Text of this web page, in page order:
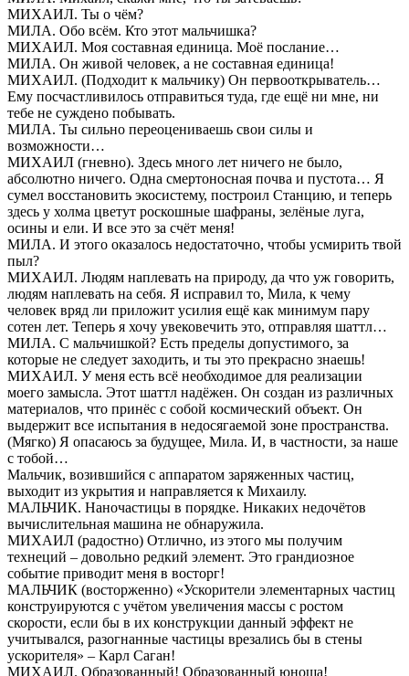
МИХАИЛ. Ты о чём?
МИЛА. Обо всём. Кто этот мальчишка?
МИХАИЛ. Моя составная единица. Моё послание…
МИЛА. Он живой человек, а не составная единица!
МИХАИЛ. (Подходит к мальчику) Он первооткрыватель…
Ему посчастливилось отправиться туда, где ещё ни мне, ни
тебе не суждено побывать.
МИЛА. Ты сильно переоцениваешь свои силы и
возможности…
МИХАИЛ (гневно). Здесь много лет ничего не было,
абсолютно ничего. Одна смертоносная почва и пустота… Я
сумел восстановить экосистему, построил Станцию, и теперь
здесь у холма цветут роскошные шафраны, зелёные луга,
осины и ели. И все это за счёт меня!
МИЛА. И этого оказалось недостаточно, чтобы усмирить твой
пыл?
МИХАИЛ. Людям наплевать на природу, да что уж говорить,
людям наплевать на себя. Я исправил то, Мила, к чему
человек вряд ли приложит усилия ещё как минимум пару
сотен лет. Теперь я хочу увековечить это, отправляя шаттл…
МИЛА. С мальчишкой? Есть пределы допустимого, за
которые не следует заходить, и ты это прекрасно знаешь!
МИХАИЛ. У меня есть всё необходимое для реализации
моего замысла. Этот шаттл надёжен. Он создан из различных
материалов, что принёс с собой космический объект. Он
выдержит все испытания в недосягаемой зоне пространства.
(Мягко) Я опасаюсь за будущее, Мила. И, в частности, за наше
с тобой…
Мальчик, возившийся с аппаратом заряженных частиц,
выходит из укрытия и направляется к Михаилу.
МАЛЬЧИК. Наночастицы в порядке. Никаких недочётов
вычислительная машина не обнаружила.
МИХАИЛ (радостно) Отлично, из этого мы получим
технеций – довольно редкий элемент. Это грандиозное
событие приводит меня в восторг!
МАЛЬЧИК (восторженно) «Ускорители элементарных частиц
конструируются с учётом увеличения массы с ростом
скорости, если бы в их конструкции данный эффект не
учитывался, разогнанные частицы врезались бы в стены
ускорителя» – Карл Саган!
МИХАИЛ. Образованный! Образованный юноша!